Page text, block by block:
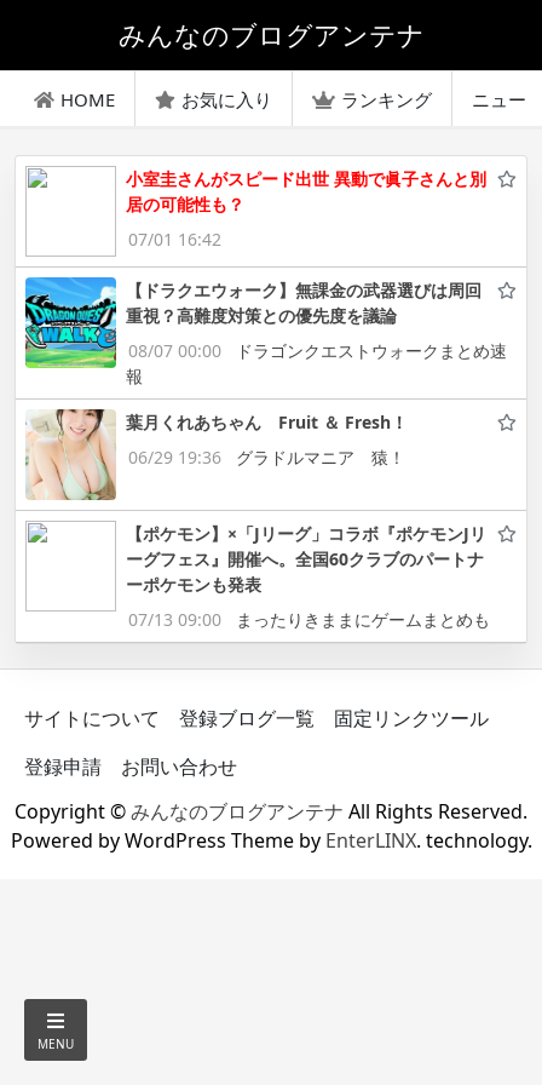
みんなのブログアンテナ
HOME お気に入り ランキング ニュー
小室圭さんがスピード出世 異動で眞子さんと別
居の可能性も？
07/01 16:42
【ドラクエウォーク】無課金の武器選びは周回
重視？高難度対策との優先度を議論
08/07 00:00
ドラゴンクエストウォークまとめ速
報
葉月くれあちゃん Fruit ＆ Fresh！
06/29 19:36
グラドルマニア 猿！
【ポケモン】×「Jリーグ」コラボ『ポケモンJリ
ーグフェス』開催へ。全国60クラブのパートナ
ーポケモンも発表
07/13 09:00
まったりきままにゲームまとめも
サイトについて 登録ブログ一覧
固定リンクツール
登録申請
お問い合わせ
Copyright ©みんなのブログアンテナ All Rights Reserved.
Powered by WordPress Theme by EnterLINX. technology.
MENU